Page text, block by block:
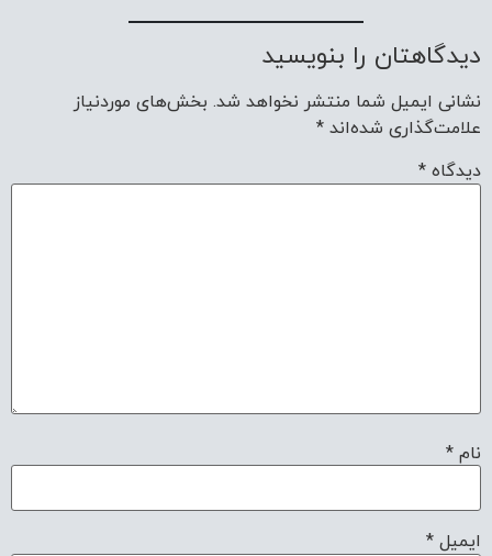
دیدگاهتان را بنویسید
نشانی ایمیل شما منتشر نخواهد شد. بخش‌های موردنیاز
علامت‌گذاری شده‌اند *
دیدگاه *
نام *
ایمیل *